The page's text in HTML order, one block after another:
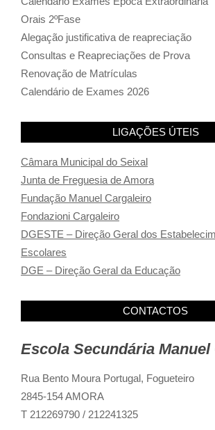
Orais 2ºFase
Alegação justificativa de reapreciação
Consultas e Reapreciações de Prova
Renovação de Matrículas
Calendário de Exames 2026
LIGAÇÕES ÚTEIS
Câmara Municipal do Seixal
Junta de Freguesia de Amora
Fundação Manuel Cargaleiro
Fondazioni Cargaleiro
DGESTE – Direção Geral dos
Escolares
DGE – Direção Geral da Educação
CONTACTOS
Escola Secundária
Rua Bento Moura Portugal, Fogueteiro
2845-154 AMORA
T 212269790 / 212241325